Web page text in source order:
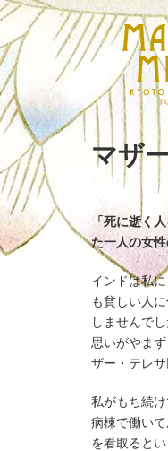
マザ
「死に逝く
た一人の女性
インドは私
も貧しい人
しませんで
思いがやま
ザー・テレ
私がもち続
病棟で働い
を看取ると